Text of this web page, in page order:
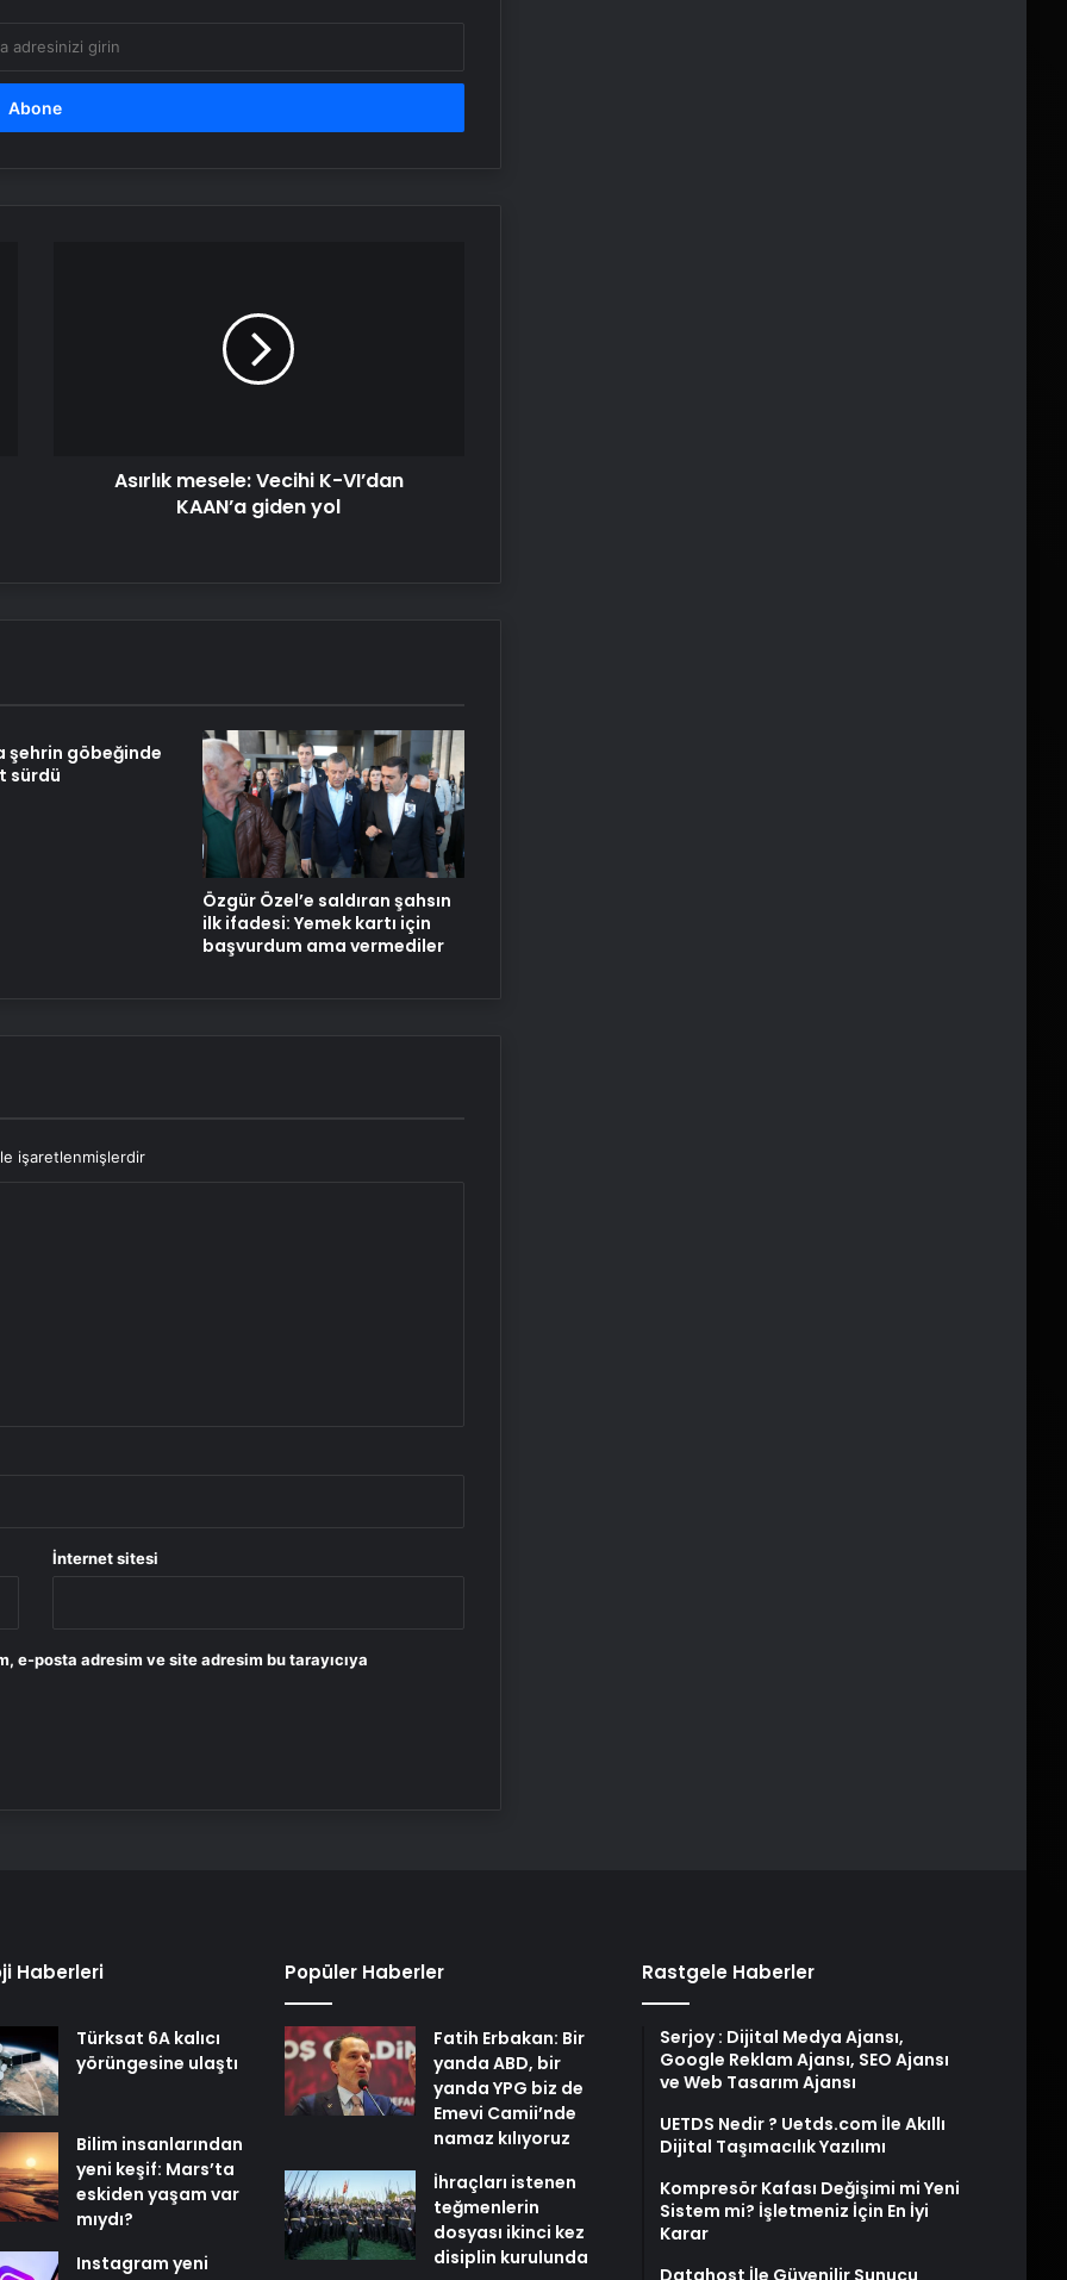
Asırlık mesele: Vecihi K-VI’dan
KAAN’a giden yol
şehrin göbeğinde
sürdü
Özgür Özel’e saldıran şahsın
ilk ifadesi: Yemek kartı için
başvurdum ama vermediler
işaretlenmişlerdir
İnternet sitesi
e-posta adresim ve site adresim bu tarayıcıya
Haberleri
Türksat 6A kalıcı
yörüngesine ulaştı
Bilim insanlarından
yeni keşif: Mars’ta
eskiden yaşam var
mıydı?
Instagram yeni
Popüler Haberler
Fatih Erbakan: Bir
yanda ABD, bir
yanda YPG biz de
Emevi Camii’nde
namaz kılıyoruz
İhraçları istenen
teğmenlerin
dosyası ikinci kez
disiplin kurulunda
Rastgele Haberler
Serjoy : Dijital Medya Ajansı,
Google Reklam Ajansı, SEO Ajansı
ve Web Tasarım Ajansı
UETDS Nedir ? Uetds.com İle Akıllı
Dijital Taşımacılık Yazılımı
Kompresör Kafası Değişimi mi Yeni
Sistem mi? İşletmeniz İçin En İyi
Karar
Datahost İle Güvenilir Sunucu